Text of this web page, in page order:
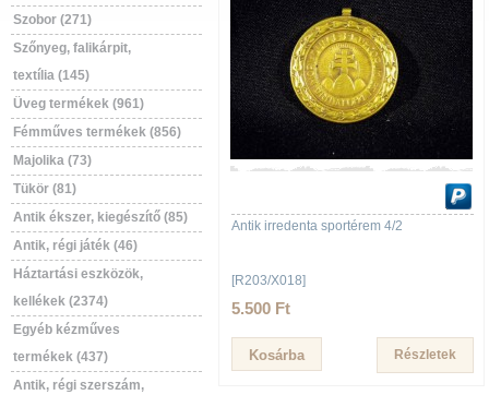
Szobor (271)
Szőnyeg, falikárpit,
textília (145)
Üveg termékek (961)
Fémműves termékek (856)
Majolika (73)
Tükör (81)
Antik ékszer, kiegészítő (85)
Antik, régi játék (46)
Háztartási eszközök,
kellékek (2374)
Egyéb kézműves
termékek (437)
Antik, régi szerszám,
Antik irredenta sportérem 4/2
[R203/X018]
5.500 Ft
Részletek